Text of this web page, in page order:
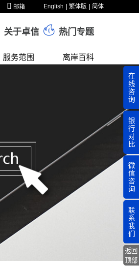
English 繁体版 简体
邮箱
关于卓信 热门专题
服务范围 离岸百科
在
线
咨
询
银
行
对
比
微
信
咨
询
联
系
我
们
返回
顶部